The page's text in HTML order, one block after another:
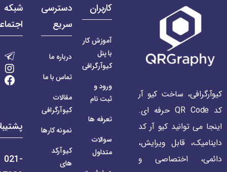
کیوآرگرافی، ساخت کیو آر
کد QR Code حرفه ای.
اینجا می توانید کیو آر کد
داینامیک، قابل ویرایش،
دائمی، اختصاصی و
کاربران
آموزش کار
با پنل
کیوآرگرافی
ورود و
ثبت نام
تعرفه ها
سوالات
متداول
دسترسی
سریع
درباره ما
تماس با ما
مقالات
کیوآرگرافی
نمونه کارها
کیوآرکد
های
021-